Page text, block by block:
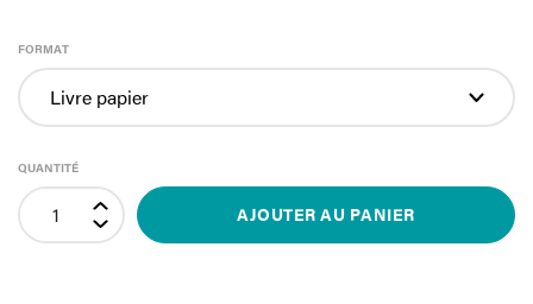
FORMAT
QUANTITÉ
AJOUTER AU PANIER